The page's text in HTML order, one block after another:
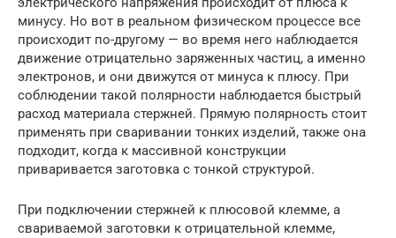
минусу. Но вот в реальном физическом процессе все
происходит по-другому — во время него наблюдается
движение отрицательно заряженных частиц, а именно
электронов, и они движутся от минуса к плюсу. При
соблюдении такой полярности наблюдается быстрый
расход материала стержней. Прямую полярность стоит
применять при сваривании тонких изделий, также она
подходит, когда к массивной конструкции
приваривается заготовка с тонкой структурой.
При подключении стержней к плюсовой клемме, а
свариваемой заготовки к отрицательной клемме,